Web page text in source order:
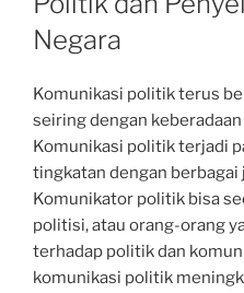
Negara
Komunikasi politik terus
seiring dengan
Komunikasi politik terjadi
tingkatan dengan berbagai
Komunikator politik bisa
politisi, atau orang-orang
terhadap politik dan
komunikasi politik